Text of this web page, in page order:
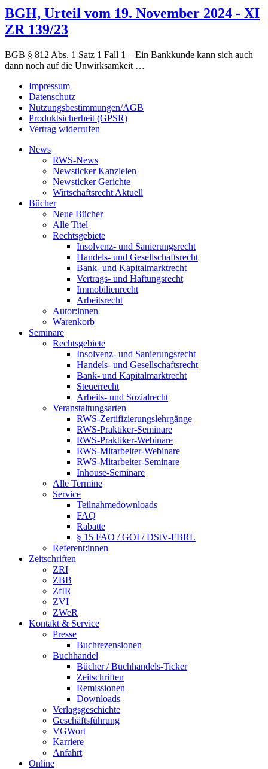
BGH, Urteil vom 19. November 2024 - XI
ZR 139/23
BGB § 812 Abs. 1 Satz 1 Fall 1 – Ein Bankkunde kann sich auch
dann noch auf die Unwirksamkeit …
Impressum
Datenschutz
Nutzungsbestimmungen/AGB
Produktsicherheit (GPSR)
Vertrag widerrufen
News
RWS-News
Newsticker Kanzleien
Newsticker Gerichte
Wirtschaftsrecht Aktuell
Bücher
Neue Bücher
Alle Titel
Rechtsgebiete
Insolvenz- und Sanierungsrecht
Handels- und Gesellschaftsrecht
Bank- und Kapitalmarktrecht
Vertrags- und Haftungsrecht
Immobilienrecht
Arbeitsrecht
Autor:innen
Warenkorb
Seminare
Rechtsgebiete
Insolvenz- und Sanierungsrecht
Handels- und Gesellschaftsrecht
Bank- und Kapitalmarktrecht
Steuerrecht
Arbeits- und Sozialrecht
Veranstaltungsarten
RWS-Zertifizierungslehrgänge
RWS-Praktiker-Seminare
RWS-Praktiker-Webinare
RWS-Mitarbeiter-Webinare
RWS-Mitarbeiter-Seminare
Inhouse-Seminare
Alle Termine
Service
Teilnahmedownloads
FAQ
Rabatte
§ 15 FAO / GOI / DStV-FBRL
Referent:innen
Zeitschriften
ZRI
ZBB
ZfIR
ZVI
ZWeR
Kontakt & Service
Presse
Buchrezensionen
Buchhandel
Bücher / Buchhandels-Ticker
Zeitschriften
Remissionen
Downloads
Verlagsgeschichte
Geschäftsführung
VGWort
Karriere
Anfahrt
Online